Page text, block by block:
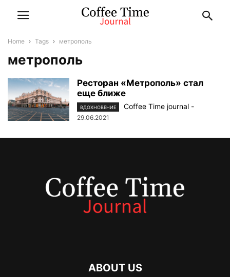
Home Tags метрополь
метрополь
Ресторан «Метрополь» стал
еще ближе
ВДОХНОВЕНИЕ Coffee Time journal -
29.06.2021
ABOUT US